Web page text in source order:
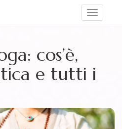
Toggle
cos’è,
e tutti i